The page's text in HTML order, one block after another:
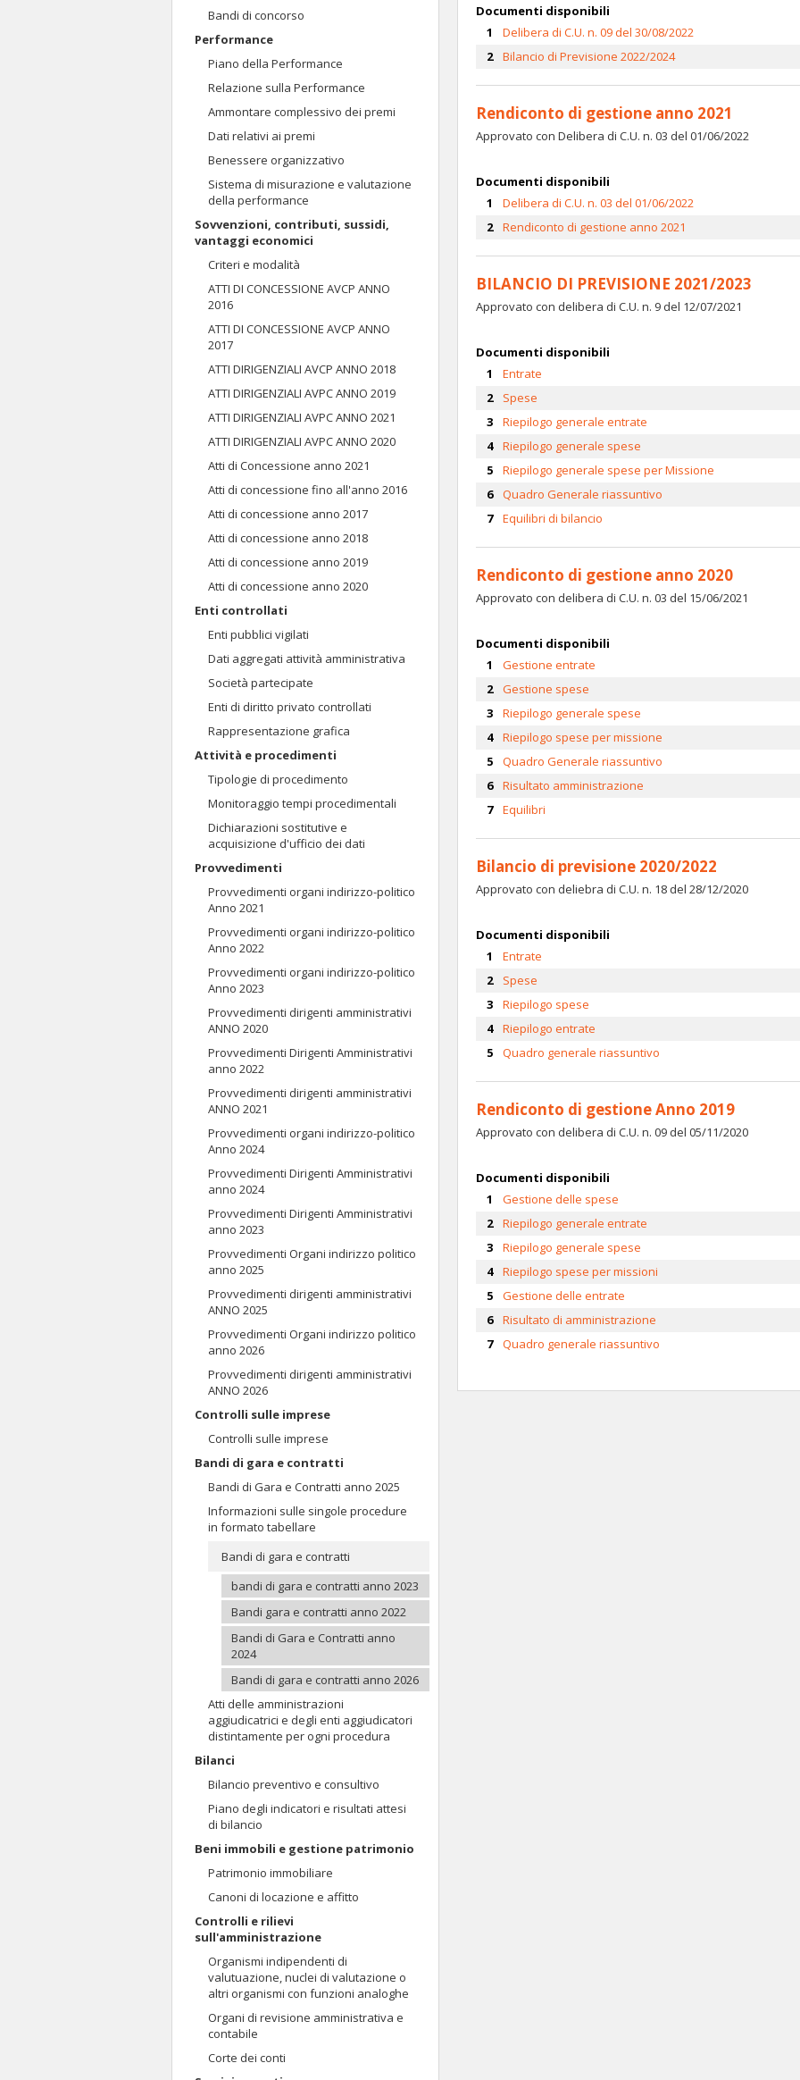
Bandi di concorso
Performance
Piano della Performance
Relazione sulla Performance
Ammontare complessivo dei premi
Dati relativi ai premi
Benessere organizzativo
Sistema di misurazione e valutazione
della performance
Sovvenzioni, contributi, sussidi,
vantaggi economici
Criteri e modalità
ATTI DI CONCESSIONE AVCP ANNO
2016
ATTI DI CONCESSIONE AVCP ANNO
2017
ATTI DIRIGENZIALI AVCP ANNO 2018
ATTI DIRIGENZIALI AVPC ANNO 2019
ATTI DIRIGENZIALI AVPC ANNO 2021
ATTI DIRIGENZIALI AVPC ANNO 2020
Atti di Concessione anno 2021
Atti di concessione fino all'anno 2016
Atti di concessione anno 2017
Atti di concessione anno 2018
Atti di concessione anno 2019
Atti di concessione anno 2020
Enti controllati
Enti pubblici vigilati
Dati aggregati attività amministrativa
Società partecipate
Enti di diritto privato controllati
Rappresentazione grafica
Attività e procedimenti
Tipologie di procedimento
Monitoraggio tempi procedimentali
Dichiarazioni sostitutive e
acquisizione d'ufficio dei dati
Provvedimenti
Provvedimenti organi indirizzo-politico
Anno 2021
Provvedimenti organi indirizzo-politico
Anno 2022
Provvedimenti organi indirizzo-politico
Anno 2023
Provvedimenti dirigenti amministrativi
ANNO 2020
Provvedimenti Dirigenti Amministrativi
anno 2022
Provvedimenti dirigenti amministrativi
ANNO 2021
Provvedimenti organi indirizzo-politico
Anno 2024
Provvedimenti Dirigenti Amministrativi
anno 2024
Provvedimenti Dirigenti Amministrativi
anno 2023
Provvedimenti Organi indirizzo politico
anno 2025
Provvedimenti dirigenti amministrativi
ANNO 2025
Provvedimenti Organi indirizzo politico
anno 2026
Provvedimenti dirigenti amministrativi
ANNO 2026
Controlli sulle imprese
Controlli sulle imprese
Bandi di gara e contratti
Bandi di Gara e Contratti anno 2025
Informazioni sulle singole procedure
in formato tabellare
Bandi di gara e contratti
bandi di gara e contratti anno 2023
Bandi gara e contratti anno 2022
Bandi di Gara e Contratti anno
2024
Bandi di gara e contratti anno 2026
Atti delle amministrazioni
aggiudicatrici e degli enti aggiudicatori
distintamente per ogni procedura
Bilanci
Bilancio preventivo e consultivo
Piano degli indicatori e risultati attesi
di bilancio
Beni immobili e gestione patrimonio
Patrimonio immobiliare
Canoni di locazione e affitto
Controlli e rilievi
sull'amministrazione
Organismi indipendenti di
valutuazione, nuclei di valutazione o
altri organismi con funzioni analoghe
Organi di revisione amministrativa e
contabile
Corte dei conti
Documenti disponibili
Delibera di C.U. n. 09 del 30/08/2022
Bilancio di Previsione 2022/2024
Rendiconto di gestione anno 2021
Approvato con Delibera di C.U. n. 03 del 01/06/2022
Documenti disponibili
Delibera di C.U. n. 03 del 01/06/2022
Rendiconto di gestione anno 2021
BILANCIO DI PREVISIONE 2021/2023
Approvato con delibera di C.U. n. 9 del 12/07/2021
Documenti disponibili
Entrate
Spese
Riepilogo generale entrate
Riepilogo generale spese
Riepilogo generale spese per Missione
Quadro Generale riassuntivo
Equilibri di bilancio
Rendiconto di gestione anno 2020
Approvato con delibera di C.U. n. 03 del 15/06/2021
Documenti disponibili
Gestione entrate
Gestione spese
Riepilogo generale spese
Riepilogo spese per missione
Quadro Generale riassuntivo
Risultato amministrazione
Equilibri
Bilancio di previsione 2020/2022
Approvato con deliebra di C.U. n. 18 del 28/12/2020
Documenti disponibili
Entrate
Spese
Riepilogo spese
Riepilogo entrate
Quadro generale riassuntivo
Rendiconto di gestione Anno 2019
Approvato con delibera di C.U. n. 09 del 05/11/2020
Documenti disponibili
Gestione delle spese
Riepilogo generale entrate
Riepilogo generale spese
Riepilogo spese per missioni
Gestione delle entrate
Risultato di amministrazione
Quadro generale riassuntivo